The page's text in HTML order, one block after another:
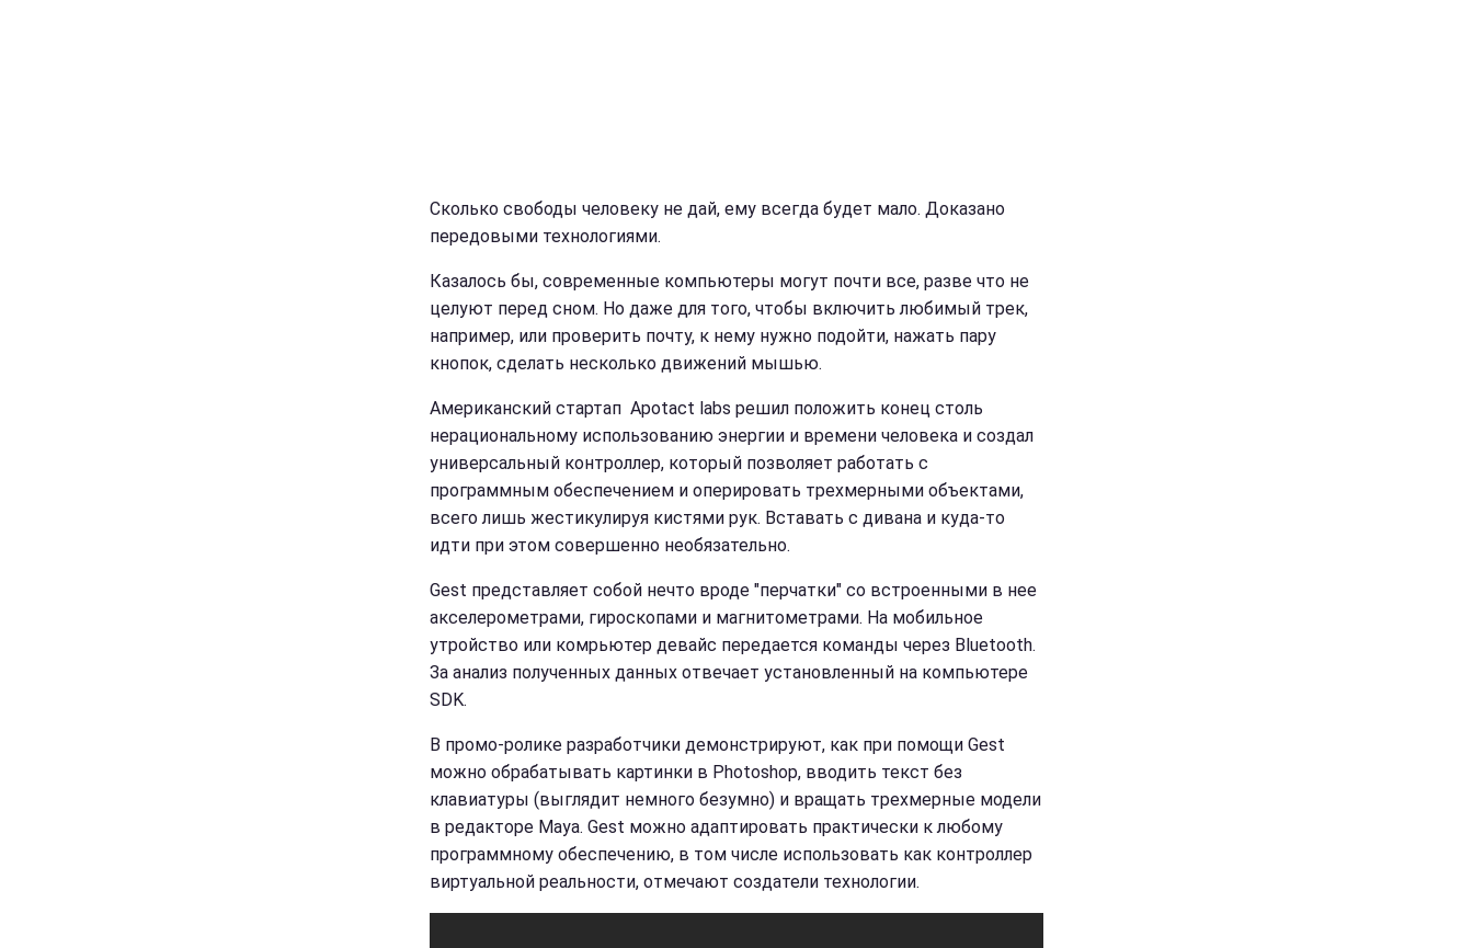
Сколько свободы человеку не дай, ему всегда будет мало. Доказано
передовыми технологиями.
Казалось бы, современные компьютеры могут почти все, разве что не
целуют перед сном. Но даже для того, чтобы включить любимый трек,
например, или проверить почту, к нему нужно подойти, нажать пару
кнопок, сделать несколько движений мышью.
Американский стартап Аpotact labs решил положить конец столь
нерациональному использованию энергии и времени человека и создал
универсальный контроллер, который позволяет работать с
программным обеспечением и оперировать трехмерными объектами,
всего лишь жестикулируя кистями рук. Вставать с дивана и куда-то
идти при этом совершенно необязательно.
Gest представляет собой нечто вроде "перчатки" со встроенными в нее
акселерометрами, гироскопами и магнитометрами. На мобильное
утройство или комрьютер девайс передается команды через Bluetooth.
За анализ полученных данных отвечает установленный на компьютере
SDK.
В промо-ролике разработчики демонстрируют, как при помощи Gest
можно обрабатывать картинки в Photoshop, вводить текст без
клавиатуры (выглядит немного безумно) и вращать трехмерные модели
в редакторе Maya. Gest можно адаптировать практически к любому
программному обеспечению, в том числе использовать как контроллер
виртуальной реальности, отмечают создатели технологии.